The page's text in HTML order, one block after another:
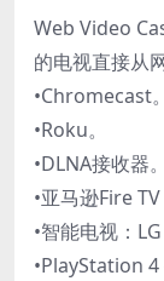
Web Video
的电视直接从
•Chromecast。
•Roku。
•DLNA接收器。
•亚马逊Fire TV
•智能电视：
•PlayStation 4